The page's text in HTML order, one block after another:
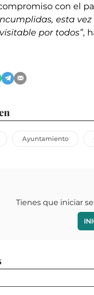
con el
esta
por todos”,
Ayuntamiento
Tienes que iniciar